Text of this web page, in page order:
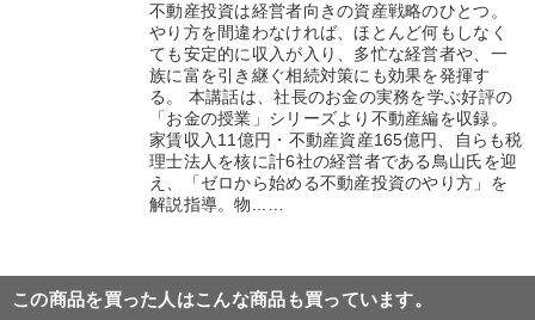
不動産投資は経営者向きの資産戦略のひとつ。
やり方を間違わなければ、ほとんど何もしなく
ても安定的に収入が入り、多忙な経営者や、一
族に富を引き継ぐ相続対策にも効果を発揮す
る。 本講話は、社長のお金の実務を学ぶ好評の
「お金の授業」シリーズより不動産編を収録。
家賃収入11億円・不動産資産165億円、自らも税
理士法人を核に計6社の経営者である鳥山氏を迎
え、「ゼロから始める不動産投資のやり方」を
解説指導。物...…
この商品を買った人はこんな商品も買っています。